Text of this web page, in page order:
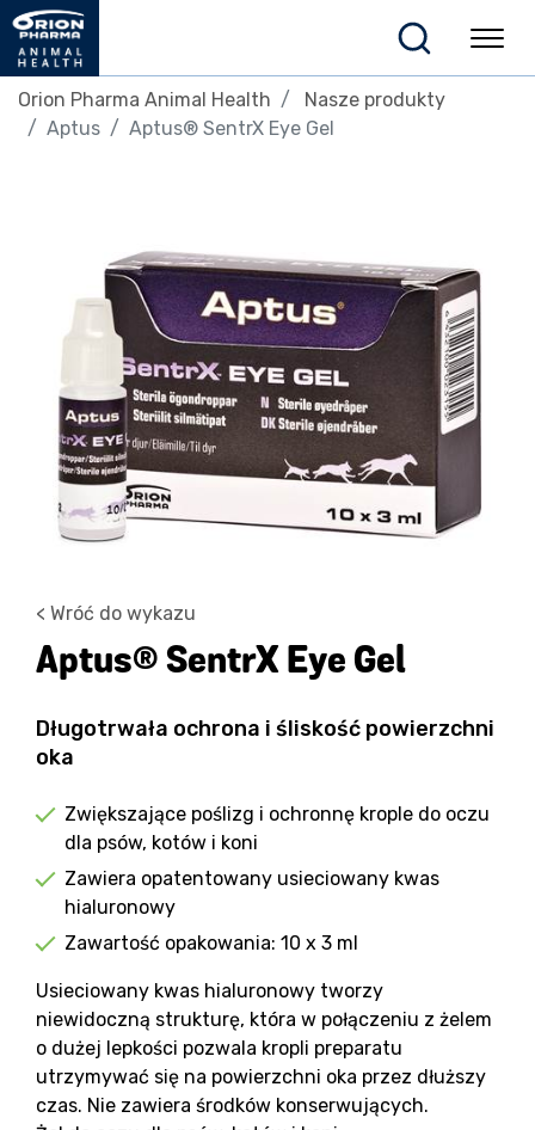
Orion Pharma Animal Health
Nasze produkty
Aptus
Aptus® SentrX Eye Gel
< Wróć do wykazu
Aptus® SentrX Eye Gel
Długotrwała ochrona i śliskość powierzchni
oka
Zwiększające poślizg i ochronnę krople do oczu
dla psów, kotów i koni
Zawiera opatentowany usieciowany kwas
hialuronowy
Zawartość opakowania: 10 x 3 ml
Usieciowany kwas hialuronowy tworzy
niewidoczną strukturę, która w połączeniu z żelem
o dużej lepkości pozwala kropli preparatu
utrzymywać się na powierzchni oka przez dłuższy
czas. Nie zawiera środków konserwujących.